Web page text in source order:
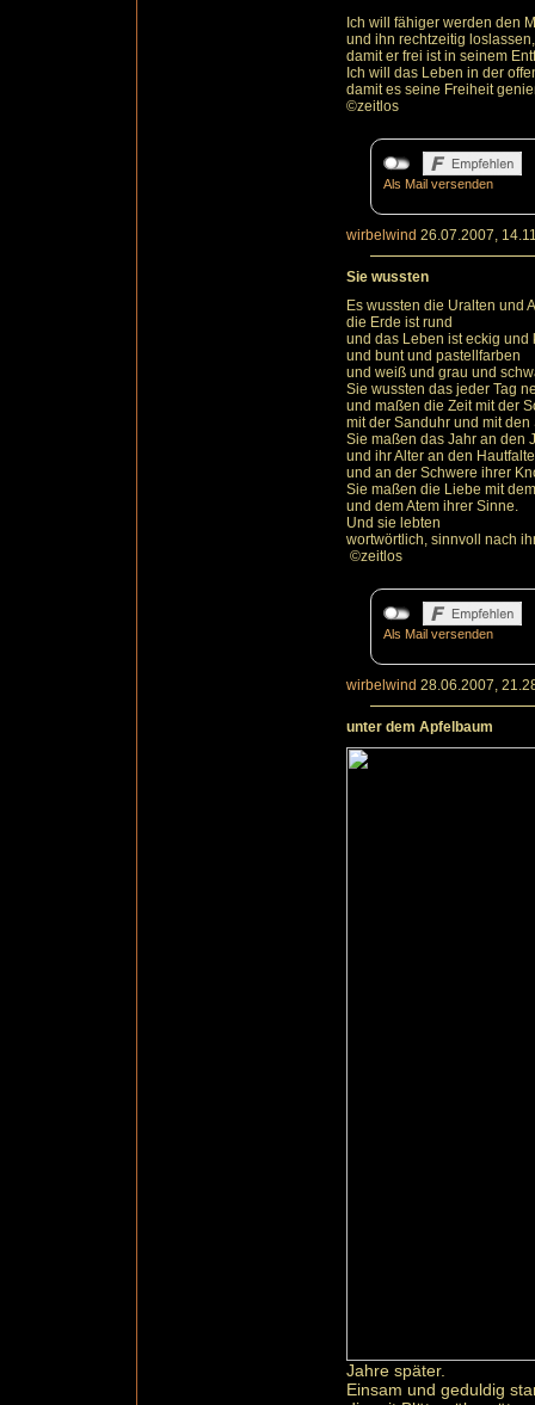
Ich will fähiger werden den
und ihn rechtzeitig loslassen,
damit er frei ist in seinem
Ich will das Leben in der
damit es seine Freiheit
©zeitlos
Als Mail versenden
wirbelwind 26.07.2007,
Sie wussten
Es wussten die Uralten und
die Erde ist rund
und das Leben ist eckig und
und bunt und pastellfarben
und weiß und grau und
Sie wussten das jeder Tag
und maßen die Zeit mit der
mit der Sanduhr und mit den
Sie maßen das Jahr an den
und ihr Alter an den
und an der Schwere ihrer
Sie maßen die Liebe mit
und dem Atem ihrer Sinne.
Und sie lebten
wortwörtlich, sinnvoll nach
©zeitlos
Als Mail versenden
wirbelwind 28.06.2007,
unter dem Apfelbaum
Jahre später.
Einsam und geduldig